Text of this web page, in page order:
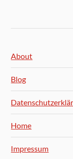
About
Blog
Home
Impressum